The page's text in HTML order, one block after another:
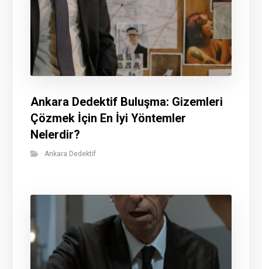
Ankara Dedektif Buluşma: Gizemleri
Çözmek İçin En İyi Yöntemler
Nelerdir?
Ankara Dedektif